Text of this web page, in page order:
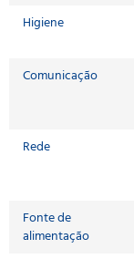
Higiene
Comunicação
Rede
Fonte de
alimentação